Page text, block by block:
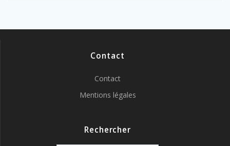
Contact
Contact
Mentions légales
Rechercher